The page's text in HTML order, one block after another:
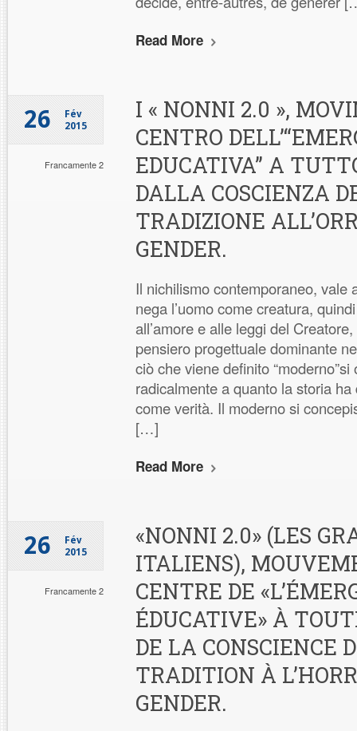
Read More
26
Fév
2015
Francamente 2
I « NONNI 2.0 »,
CENTRO
EDUCATIVA” A
DALLA COSCIENZA
TRADIZIONE
GENDER.
Il nichilismo contemporaneo, vale
nega l’uomo come creatura,
all’amore e alle leggi del
pensiero progettuale dominante
ciò che viene definito
radicalmente a quanto la storia
come verità. Il moderno si
[…]
Read More
26
Fév
2015
Francamente 2
«NONNI 2.0» (LES
ITALIENS),
CENTRE DE
ÉDUCATIVE» À
DE LA CONSCIENCE
TRADITION À
GENDER.